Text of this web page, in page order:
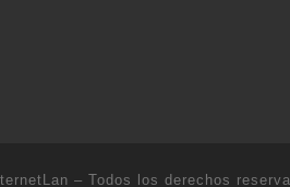
– Todos los derechos